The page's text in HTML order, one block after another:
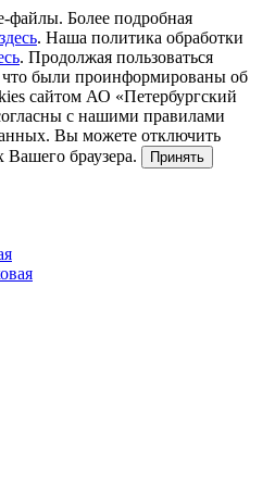
файлы. Более подробная
здесь. Наша политика обработки
. Продолжая пользоваться
что были проинформированы об
сайтом АО «Петербургский
с нашими правилами
Вы можете отключить
браузера.
Принять